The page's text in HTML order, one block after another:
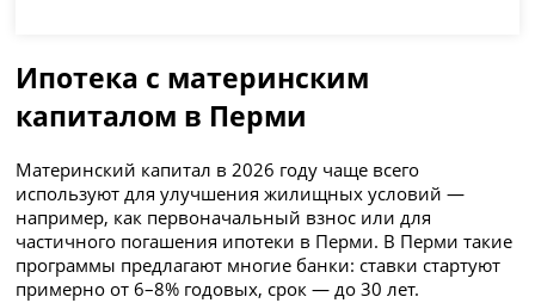
Ипотека с материнским
капиталом в Перми
Материнский капитал в 2026 году чаще всего
используют для улучшения жилищных условий —
например, как первоначальный взнос или для
частичного погашения ипотеки в Перми. В Перми такие
программы предлагают многие банки: ставки стартуют
примерно от 6–8% годовых, срок — до 30 лет.